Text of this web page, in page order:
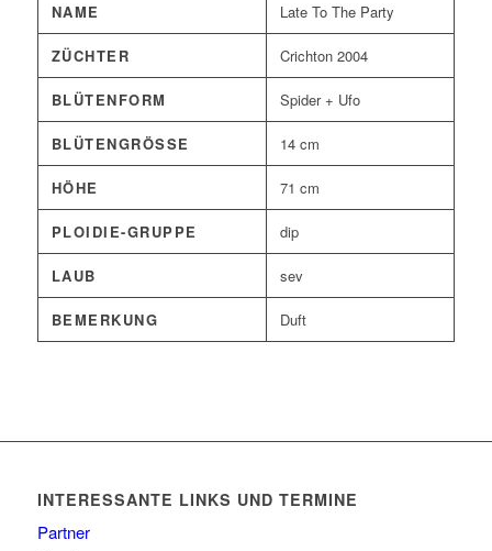
NAME Late To The Party
ZÜCHTER Crichton 2004
BLÜTENFORM Spider + Ufo
BLÜTENGRÖSSE 14 cm
HÖHE 71 cm
PLOIDIE-GRUPPE dip
LAUB sev
BEMERKUNG Duft
INTERESSANTE LINKS UND TERMINE
Partner